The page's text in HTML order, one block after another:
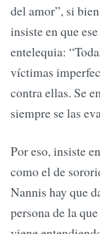
del amor”, si
insiste en que
entelequia:
víctimas
contra ellas. Se
siempre se las
Por eso, insiste
como el de
Nannis hay que
persona de la